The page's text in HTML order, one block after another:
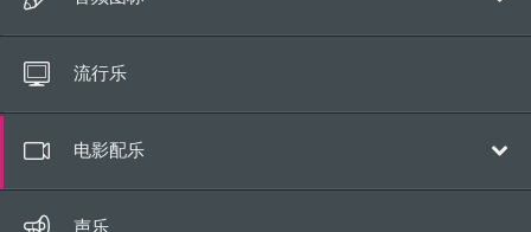
所有歌曲
长达10秒
流行乐
电影配乐
全部
声乐